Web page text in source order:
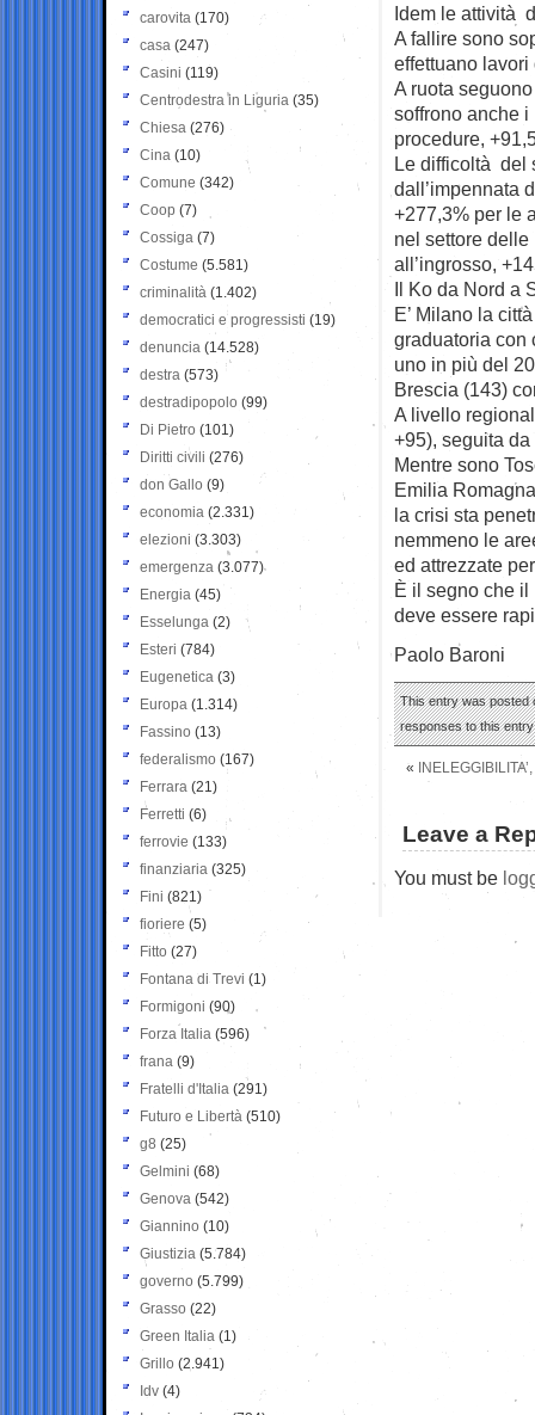
Idem le attività
A fallire sono
effettuano
A ruota
soffrono anche
procedure,
Le difficoltà del
dall’impennata
+277,3% per le
nel settore
all’ingrosso,
Il Ko da Nord a
E’ Milano la
graduatoria con
uno in più del
Brescia (143)
A livello
+95), seguita
Mentre sono
Emilia
la crisi sta
nemmeno le
ed attrezzate
È il segno che il
deve essere
Paolo Baroni
This entry was posted
responses to this
«
Leave a
You must be
carovita (170)
casa (247)
Casini (119)
Centrodestra in Liguria (35)
Chiesa (276)
Cina (10)
Comune (342)
Coop (7)
Cossiga (7)
Costume (5.581)
criminalità (1.402)
democratici e progressisti (19)
denuncia (14.528)
destra (573)
destradipopolo (99)
Di Pietro (101)
Diritti civili (276)
don Gallo (9)
economia (2.331)
elezioni (3.303)
emergenza (3.077)
Energia (45)
Esselunga (2)
Esteri (784)
Eugenetica (3)
Europa (1.314)
Fassino (13)
federalismo (167)
Ferrara (21)
Ferretti (6)
ferrovie (133)
finanziaria (325)
Fini (821)
fioriere (5)
Fitto (27)
Fontana di Trevi (1)
Formigoni (90)
Forza Italia (596)
frana (9)
Fratelli d'Italia (291)
Futuro e Libertà (510)
g8 (25)
Gelmini (68)
Genova (542)
Giannino (10)
Giustizia (5.784)
governo (5.799)
Grasso (22)
Green Italia (1)
Grillo (2.941)
Idv (4)